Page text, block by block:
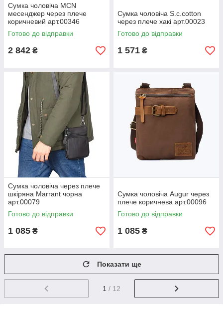
Сумка чоловіча MCN
месенджер через плече
коричневий арт.00346
Готово до відправки
2 842 ₴
Сумка чоловіча S.c.cotton
через плече хакі арт.00023
Готово до відправки
1 571 ₴
Сумка чоловіча через плече
шкіряна Marrant чорна
арт.00079
Готово до відправки
1 085 ₴
Сумка чоловіча Augur через
плече коричнева арт.00096
Готово до відправки
1 085 ₴
Показати ще
1 / 12